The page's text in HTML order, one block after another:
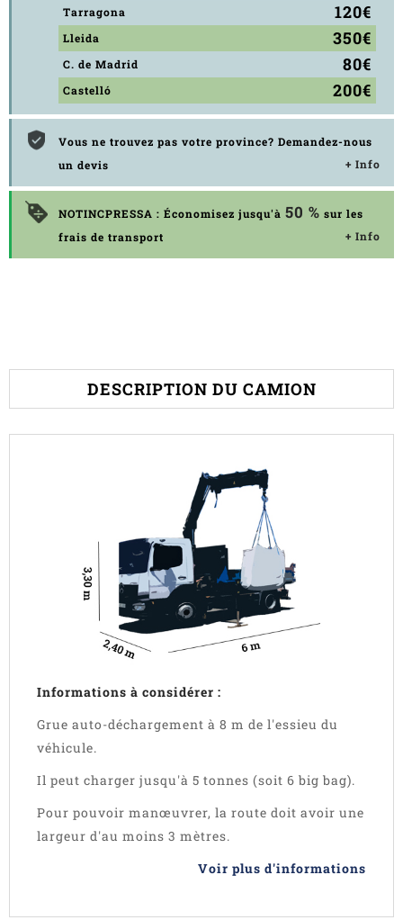
Tarragona 120€
Lleida 350€
C. de Madrid 80€
Castelló 200€
Vous ne trouvez pas votre province? Demandez-nous
un devis
+ Info
NOTINCPRESSA : Économisez jusqu'à 50 % sur les
frais de transport
+ Info
DESCRIPTION DU CAMION
Informations à considérer :
Grue auto-déchargement à 8 m de l'essieu du
véhicule.
Il peut charger jusqu'à 5 tonnes (soit 6 big bag).
Pour pouvoir manœuvrer, la route doit avoir une
largeur d'au moins 3 mètres.
Voir plus d'informations